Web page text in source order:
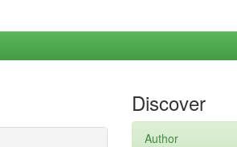
Discover
Author